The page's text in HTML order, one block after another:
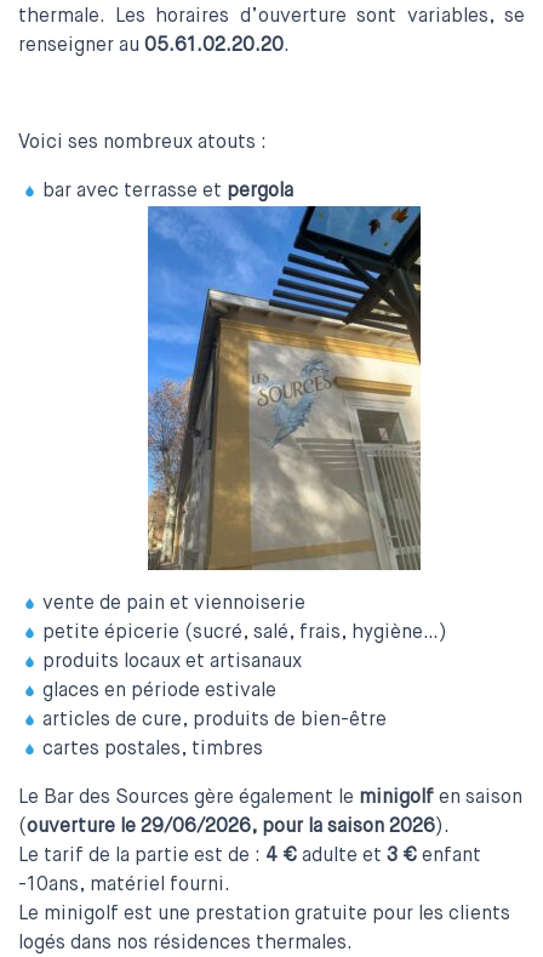
thermale. Les horaires d’ouverture sont variables, se
renseigner au 05.61.02.20.20.
Voici ses nombreux atouts :
bar avec terrasse et pergola
vente de pain et viennoiserie
petite épicerie (sucré, salé, frais, hygiène…)
produits locaux et artisanaux
glaces en période estivale
articles de cure, produits de bien-être
cartes postales, timbres
Le Bar des Sources gère également le minigolf en saison
(ouverture le 29/06/2026, pour la saison 2026).
Le tarif de la partie est de : 4 € adulte et 3 € enfant
-10ans, matériel fourni.
Le minigolf est une prestation gratuite pour les clients
logés dans nos résidences thermales.